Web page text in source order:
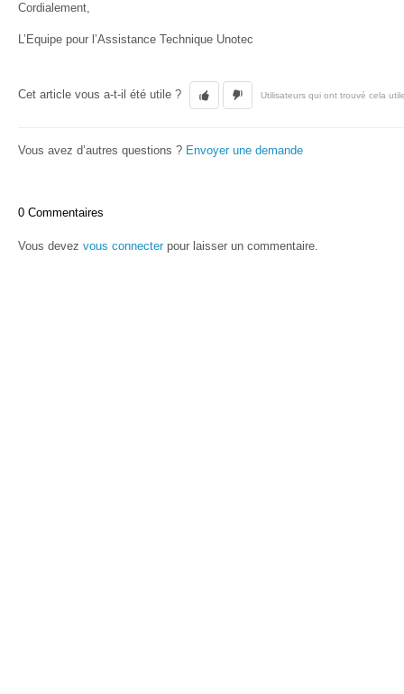
Cordialement,
L’Equipe pour l’Assistance Technique Unotec
Cet article vous a-t-il été utile ? Utilisateurs qui ont trouvé cela
Vous avez d’autres questions ? Envoyer une demande
0 Commentaires
Vous devez vous connecterpour laisser un commentaire.